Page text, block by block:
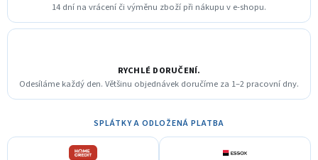
14 dní na vrácení či výměnu zboží při nákupu v e-shopu.
RYCHLÉ DORUČENÍ.
Odesíláme každý den. Většinu objednávek doručíme za 1–2 pracovní dny.
SPLÁTKY A ODLOŽENÁ PLATBA